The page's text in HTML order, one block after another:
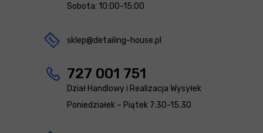
Sobota: 10:00-15:00
sklep@detailing-house.pl
727 001 751
Dział Handlowy i Realizacja Wysyłek
Poniedziałek – Piątek 7:30-15.30